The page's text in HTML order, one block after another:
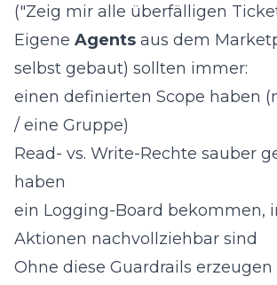
("Zeig mir alle überfälligen
Eigene Agents aus dem
selbst gebaut) sollten immer:
einen definierten Scope haben
/ eine Gruppe)
Read- vs. Write-Rechte sauber
haben
ein Logging-Board bekommen,
Aktionen nachvollziehbar sind
Ohne diese Guardrails